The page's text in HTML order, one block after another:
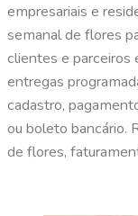
empresariais e
semanal de flores
clientes e parceiros
entregas
cadastro,
ou boleto bancário.
de flores,